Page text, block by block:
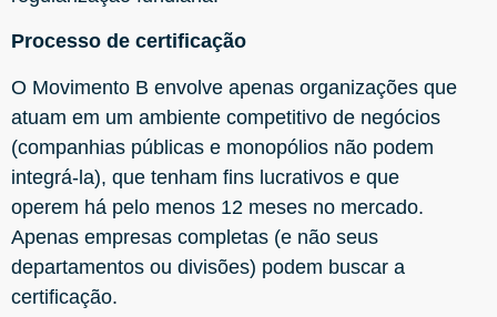
Processo de certificação
O Movimento B envolve apenas organizações que
atuam em um ambiente competitivo de negócios
(companhias públicas e monopólios não podem
integrá-la), que tenham fins lucrativos e que
operem há pelo menos 12 meses no mercado.
Apenas empresas completas (e não seus
departamentos ou divisões) podem buscar a
certificação.